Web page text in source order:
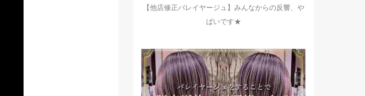
【他店修正バレイヤージュ】みんなからの反響、や
ばいです★